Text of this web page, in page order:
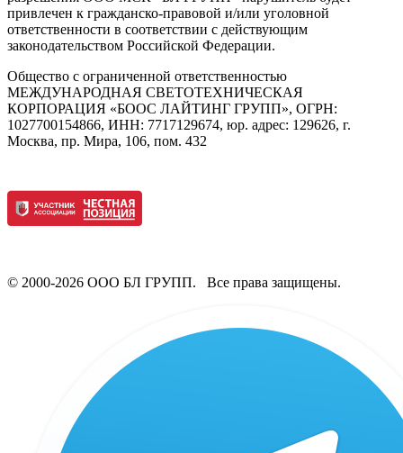
привлечен к гражданско-правовой и/или уголовной
ответственности в соответствии с действующим
законодательством Российской Федерации.
Общество с ограниченной ответственностью
МЕЖДУНАРОДНАЯ СВЕТОТЕХНИЧЕСКАЯ
КОРПОРАЦИЯ «БООС ЛАЙТИНГ ГРУПП», ОГРН:
1027700154866, ИНН: 7717129674, юр. адрес: 129626, г.
Москва, пр. Мира, 106, пом. 432
© 2000-2026 ООО БЛ ГРУПП. Все права защищены.